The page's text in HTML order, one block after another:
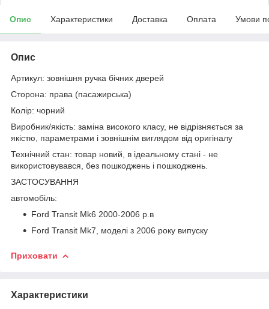
Опис Характеристики Доставка Оплата Умови
Опис
Артикул: зовнішня ручка бічних дверей
Сторона: права (пасажирська)
Колір: чорний
Виробник/якість: заміна високого класу, не відрізняється за
якістю, параметрами і зовнішнім виглядом від оригіналу
Технічний стан: товар новий, в ідеальному стані - не
використовувався, без пошкоджень і пошкоджень.
ЗАСТОСУВАННЯ
автомобіль:
Ford Transit Mk6 2000-2006 р.в
Ford Transit Mk7, моделі з 2006 року випуску
Приховати
Характеристики